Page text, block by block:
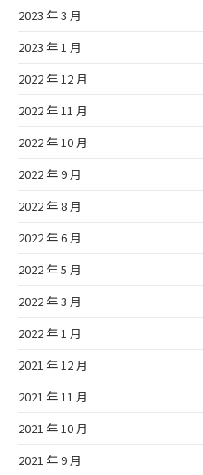
2023 年 3 月
2023 年 1 月
2022 年 12 月
2022 年 11 月
2022 年 10 月
2022 年 9 月
2022 年 8 月
2022 年 6 月
2022 年 5 月
2022 年 3 月
2022 年 1 月
2021 年 12 月
2021 年 11 月
2021 年 10 月
2021 年 9 月